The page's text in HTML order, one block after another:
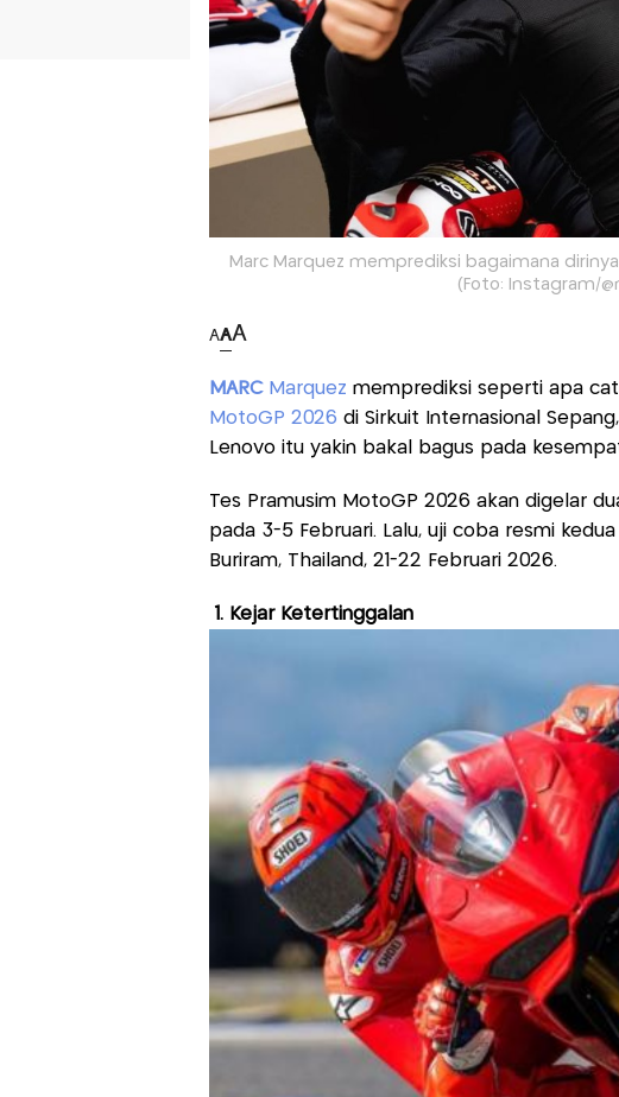
Marc Marquez memprediksi bagaimana
(Foto: Instagram/
AAA
MARCMarquez memprediksi seperti apa
MotoGP 2026 di Sirkuit Internasional
Lenovo itu yakin bakal bagus pada
Tes Pramusim MotoGP 2026 akan digelar
pada 3-5 Februari. Lalu, uji coba resmi
Buriram, Thailand, 21-22 Februari 2026.
1. Kejar Ketertinggalan